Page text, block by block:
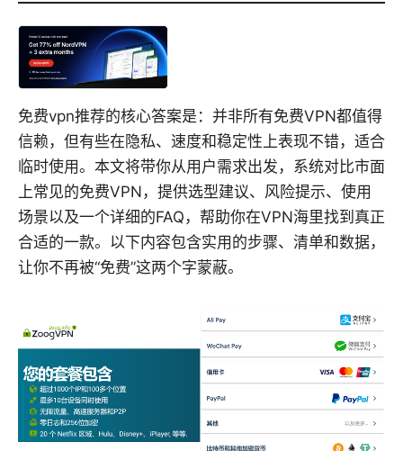
免费vpn推荐的核心答案是：并非所有免费VPN都值得
信赖，但有些在隐私、速度和稳定性上表现不错，适合
临时使用。本文将带你从用户需求出发，系统对比市面
上常见的免费VPN，提供选型建议、风险提示、使用
场景以及一个详细的FAQ，帮助你在VPN海里找到真正
合适的一款。以下内容包含实用的步骤、清单和数据，
让你不再被“免费”这两个字蒙蔽。